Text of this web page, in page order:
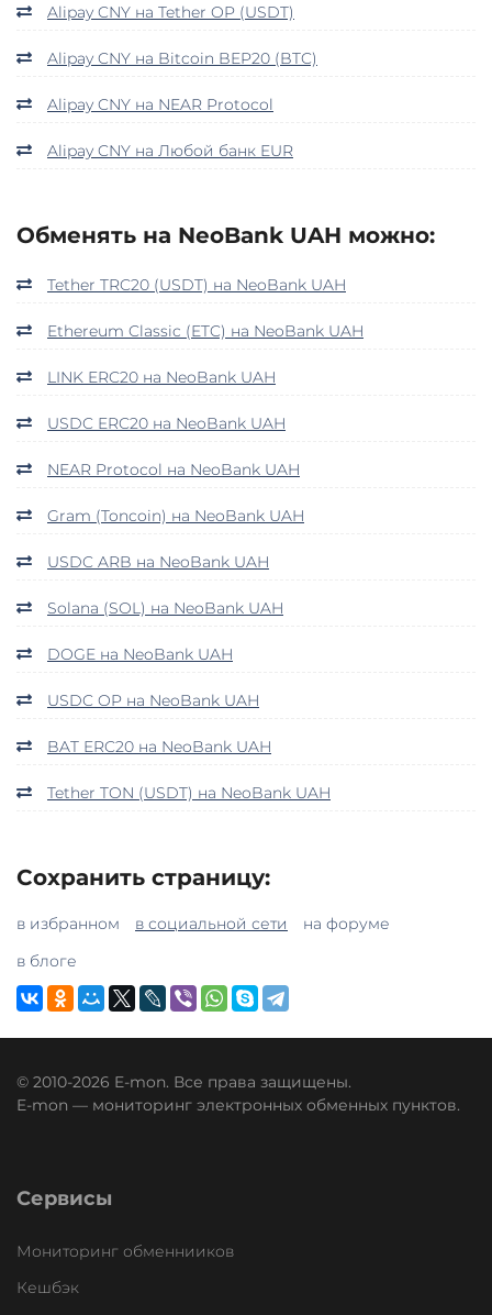
Alipay CNY на Tether OP (USDT)
Alipay CNY на Bitcoin BEP20 (BTC)
Alipay CNY на NEAR Protocol
Alipay CNY на Любой банк EUR
Обменять на NeoBank UAH можно:
Tether TRC20 (USDT) на NeoBank UAH
Ethereum Classic (ETC) на NeoBank UAH
LINK ERC20 на NeoBank UAH
USDC ERC20 на NeoBank UAH
NEAR Protocol на NeoBank UAH
Gram (Toncoin) на NeoBank UAH
USDC ARB на NeoBank UAH
Solana (SOL) на NeoBank UAH
DOGE на NeoBank UAH
USDC OP на NeoBank UAH
BAT ERC20 на NeoBank UAH
Tether TON (USDT) на NeoBank UAH
Сохранить страницу:
в избранном в социальной сети
на форуме
в блоге
© 2010-2026 E-mon. Все права защищены.
E-mon — мониторинг электронных обменных пунктов.
Сервисы
Мониторинг обменнииков
Кешбэк